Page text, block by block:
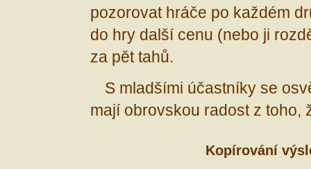
pozorovat hráče po každém
do hry další cenu (nebo ji
za pět tahů.
S mladšími účastníky se
mají obrovskou radost z toho,
Kopírování